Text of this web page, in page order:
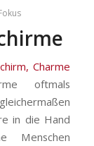
Charme
oftmals
in die Hand
Menschen